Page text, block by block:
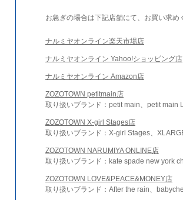
お急ぎの場合は下記店舗にて、お買い求め
ナルミヤオンライン楽天市場店
ナルミヤオンライン Yahoo!ショッピング店
ナルミヤオンライン Amazon店
ZOZOTOWN petitmain店
取り扱いブランド：petit main、petit main
ZOZOTOWN X-girl Stages店
取り扱いブランド：X-girl Stages、
ZOZOTOWN NARUMIYA ONLINE店
取り扱いブランド：kate spade new york
ZOZOTOWN LOVE&PEACE&MONEY店
取り扱いブランド：After the rain、